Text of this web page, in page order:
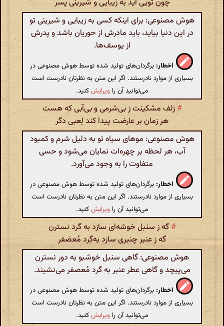
چون تویی آید به زیبایی و شیرینی پسر
هوش مصنوعی: برای اینکه کسی به زیبایی و شیرینی تو
در این دنیا بیاید، باید مادرش از حوریان باشد و پدرش
از یوسف‌ها.
اخطار: برگردان‌های تولید شده توسط هوش مصنوعی در
بسیاری از موارد نادرستند. اگر این متن به نظرتان نادرست است
می‌توانید آن را ویرایشکنید.
#زلف مشکینت ز بی‌شرمی و بی‌آبی‌ که هست
هر زمان بر عارضت پیدا کند لِعبی دگر
هوش مصنوعی: موهای سیاه تو به دلیل شرم و کمبود
آب، هر لحظه بر چهره‌ات نمایان می‌شود و حسی
متفاوت را به وجود می‌آورد.
اخطار: برگردان‌های تولید شده توسط هوش مصنوعی در
بسیاری از موارد نادرستند. اگر این متن به نظرتان نادرست است
می‌توانید آن را ویرایشکنید.
# گه ز سنبل خوشه‌ای سازد به‌ گرد نسترن
گه ز عنبر چنبری سازد به‌گِرد مُعصَفر
هوش مصنوعی: گاهی سنبل خوشبو به دور نسترن
می‌پیچد و گاهی عطر عنبر به گرد مُعصفر می‌نشیند.
اخطار: برگردان‌های تولید شده توسط هوش مصنوعی در
بسیاری از موارد نادرستند. اگر این متن به نظرتان نادرست است
می‌توانید آن را ویرایشکنید.